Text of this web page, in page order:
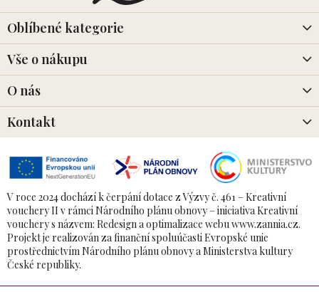
t
Oblíbené kategorie
Vše o nákupu
O nás
Kontakt
V roce 2024 dochází k čerpání dotace z Výzvy č. 461 – Kreativní
vouchery II v rámci Národního plánu obnovy – iniciativa Kreativní
vouchery s názvem: Redesign a optimalizace webu www.zannia.cz.
Projekt je realizován za finanční spoluúčasti Evropské unie
prostřednictvím Národního plánu obnovy a Ministerstva kultury
České republiky.